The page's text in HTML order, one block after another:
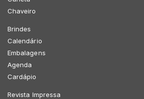
Chaveiro
Brindes
Calendário
Embalagens
Agenda
Cardápio
Revista Impressa